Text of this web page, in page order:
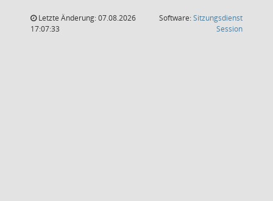
Letzte Änderung: 07.08.2026
17:07:33
Software:Sitzungsdienst
Session(Wird in